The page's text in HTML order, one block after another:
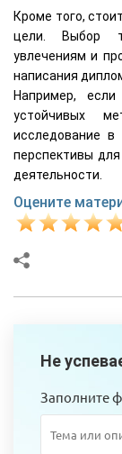
Кроме того,
цели. Выбор
увлечениям и
написания
Например, если
устойчивых
исследование
перспективы
деятельности.
Оцените
Не
Заполните